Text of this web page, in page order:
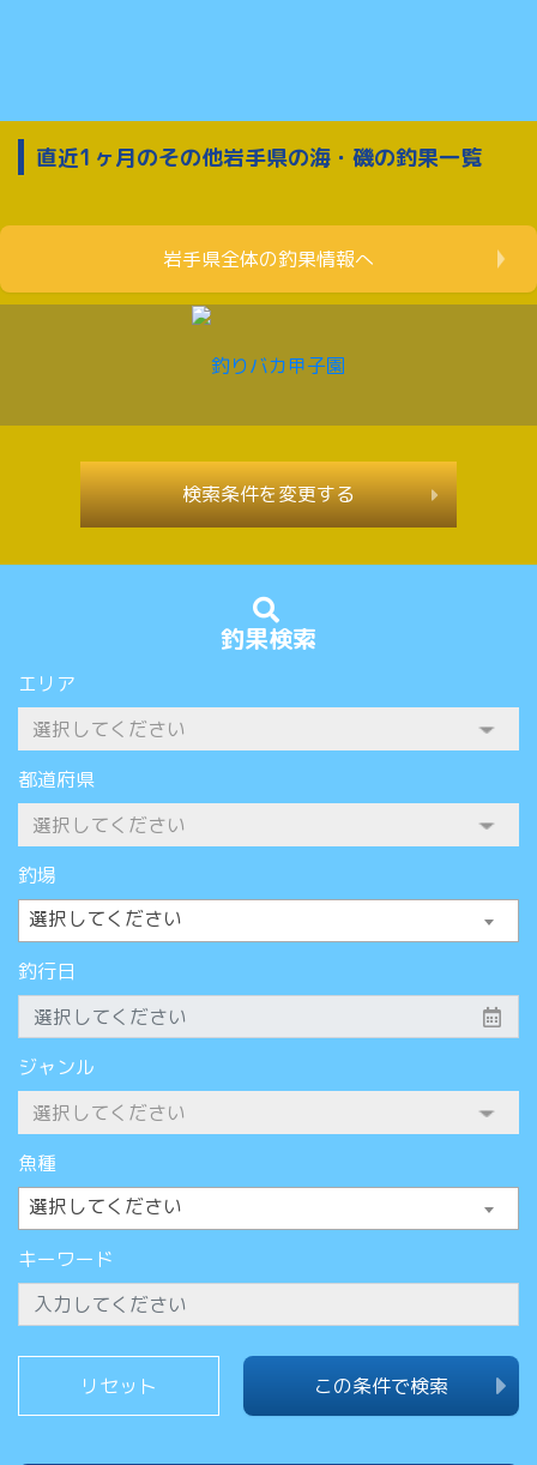
釣果検索
エリア
都道府県
釣場
選択してください
釣行日
ジャンル
魚種
選択してください
キーワード
この条件で検索
直近1ヶ月のその他岩手県の海・磯の釣果一覧
岩手県全体の釣果情報へ
検索条件を変更する